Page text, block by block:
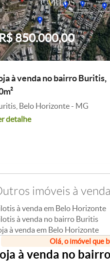
850.000,00
à venda no bairro Buritis,
Belo Horizonte - MG
detalhe
imóveis à
à venda em Belo Horizonte
à venda no bairro Buritis
à venda em Belo Horizonte
Olá, o imóvel que
à venda no